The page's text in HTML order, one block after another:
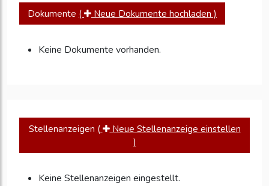
Dokumente ( Neue Dokumente hochladen )
Keine Dokumente vorhanden.
Stellenanzeigen (
Neue Stellenanzeige einstellen
)
Keine Stellenanzeigen eingestellt.